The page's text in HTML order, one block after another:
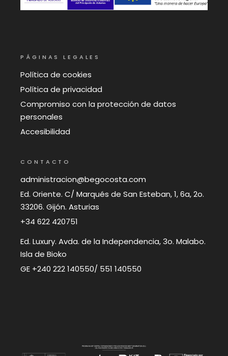
PÁGINAS LEGALES
Política de cookies
Política de privacidad
Compromiso con la protección de datos
personales
Accesibilidad
CONTACTO
administracion@begocosta.com
Ed. Oriente. C/ Marqués de San Esteban, 1, 6a, 2o.
33206. Gijón. Asturias
+34 622 420751
Ed. Luxury. Avda. de la Independencia, 3o. Malabo.
Isla de Bioko
GE +240 222 140550/ 551 140550